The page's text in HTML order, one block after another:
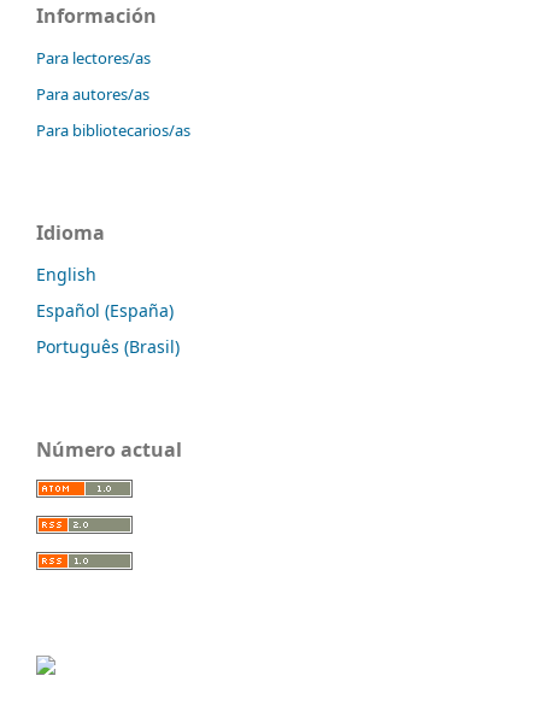
Información
Para lectores/as
Para autores/as
Para bibliotecarios/as
Idioma
English
Español (España)
Português (Brasil)
Número actual